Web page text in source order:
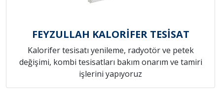
FEYZULLAH KALORİFER TESİSAT
Kalorifer tesisatı yenileme, radyotör ve petek
değişimi, kombi tesisatları bakım onarım ve tamiri
işlerini yapıyoruz